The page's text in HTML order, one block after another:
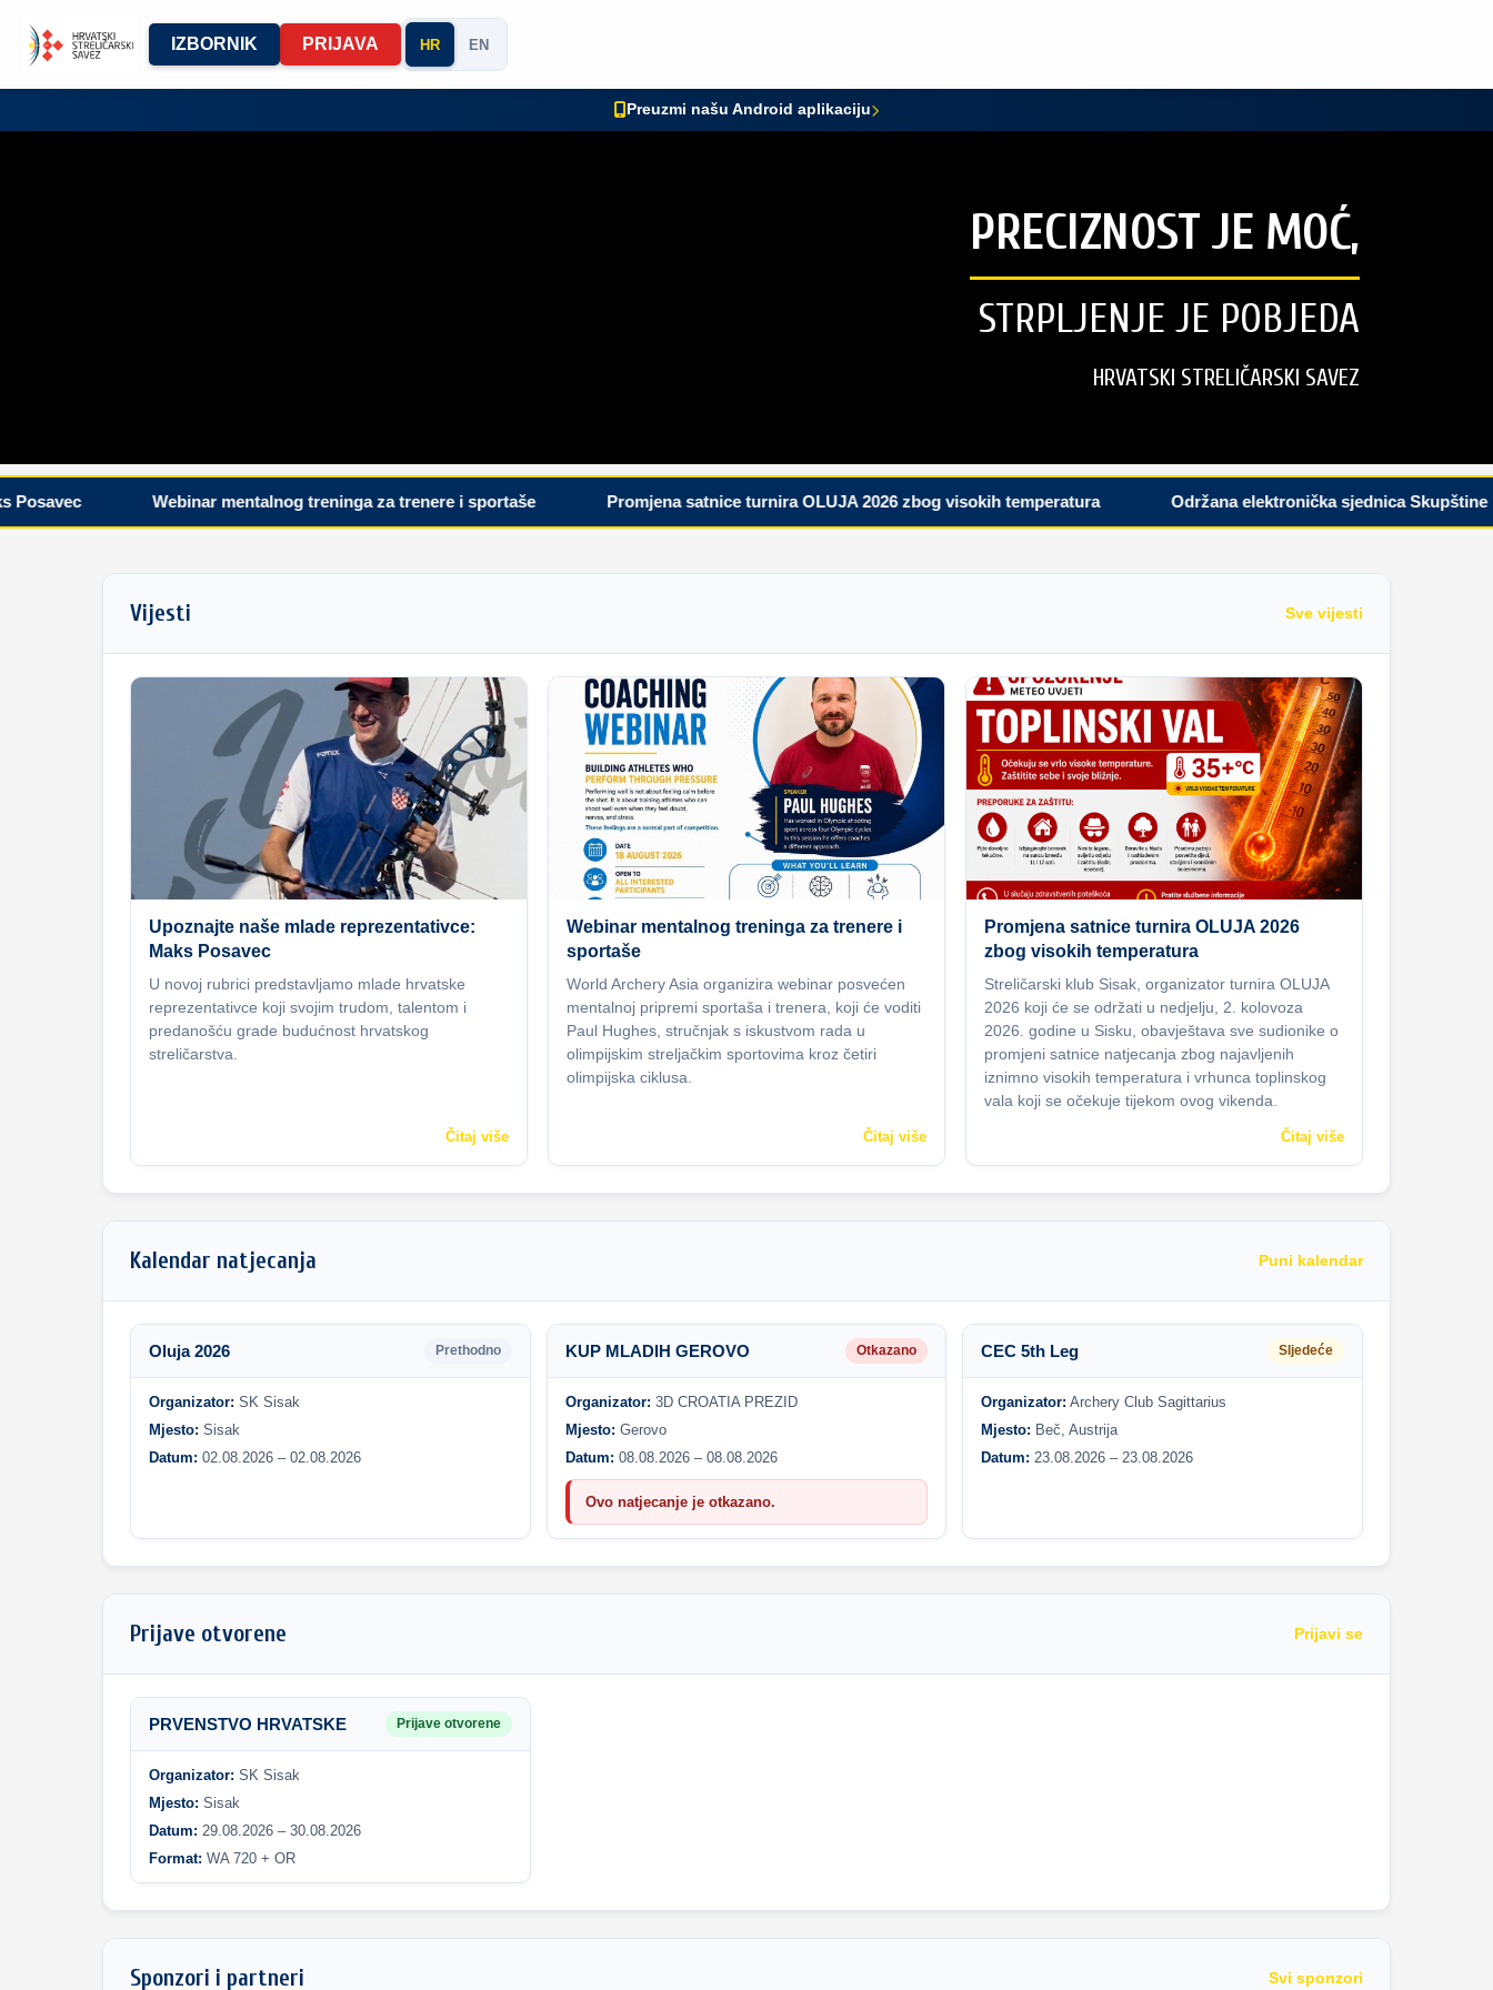
IZBORNIK PRIJAVA HR EN
Preuzmi našu Android aplikaciju
PRECIZNOST JE MOĆ,
STRPLJENJE JE POBJEDA
HRVATSKI STRELIČARSKI SAVEZ
Webinar mentalnog treninga za trenere i sportaše Promjena satnice turnira OLUJA 2026 zbog visokih temperatura Održana elektronička sjednica Skupštine
Vijesti Sve vijesti
Upoznajte naše mlade reprezentativce:
Maks Posavec
U novoj rubrici predstavljamo mlade hrvatske
reprezentativce koji svojim trudom, talentom i
predanošću grade budućnost hrvatskog
streličarstva.
Čitaj više
Webinar mentalnog treninga za trenere i
sportaše
World Archery Asia organizira webinar posvećen
mentalnoj pripremi sportaša i trenera, koji će voditi
Paul Hughes, stručnjak s iskustvom rada u
olimpijskim streljačkim sportovima kroz četiri
olimpijska ciklusa.
Čitaj više
Promjena satnice turnira OLUJA 2026
zbog visokih temperatura
Streličarski klub Sisak, organizator turnira OLUJA
2026 koji će se održati u nedjelju, 2. kolovoza
2026. godine u Sisku, obavještava sve sudionike o
promjeni satnice natjecanja zbog najavljenih
iznimno visokih temperatura i vrhunca toplinskog
vala koji se očekuje tijekom ovog vikenda.
Čitaj više
Kalendar natjecanja Puni kalendar
Oluja 2026 Prethodno
Organizator: SK Sisak
Mjesto: Sisak
Datum: 02.08.2026 – 02.08.2026
KUP MLADIH GEROVO Otkazano
Organizator: 3D CROATIA PREZID
Mjesto: Gerovo
Datum: 08.08.2026 – 08.08.2026
Ovo natjecanje je otkazano.
CEC 5th Leg Sljedeće
Organizator: Archery Club Sagittarius
Mjesto: Beč, Austrija
Datum: 23.08.2026 – 23.08.2026
Prijave otvorene Prijavi se
PRVENSTVO HRVATSKE Prijave otvorene
Organizator: SK Sisak
Mjesto: Sisak
Datum: 29.08.2026 – 30.08.2026
Format: WA 720 + OR
Sponzori i partneri Svi sponzori